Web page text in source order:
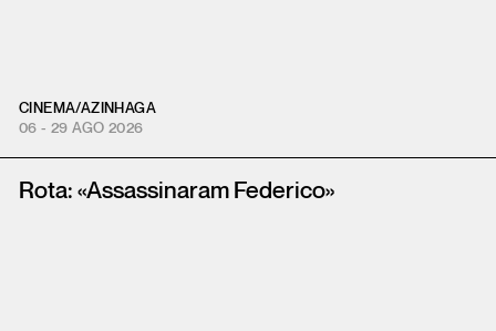
CINEMA/AZINHAGA
06 - 29 AGO 2026
Rota: «Assassinaram Federico»